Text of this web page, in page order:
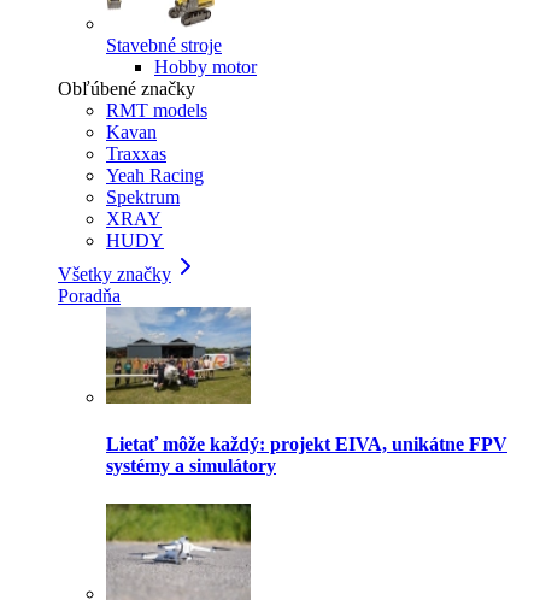
Stavebné stroje
Hobby motor
Obľúbené značky
RMT models
Kavan
Traxxas
Yeah Racing
Spektrum
XRAY
HUDY
Všetky značky
Poradňa
Lietať môže každý: projekt EIVA, unikátne FPV
systémy a simulátory